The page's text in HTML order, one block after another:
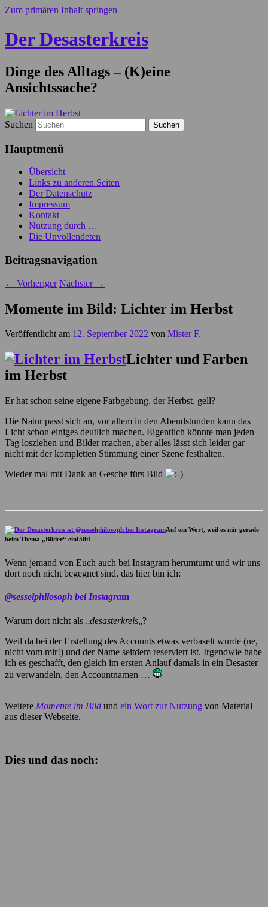
Zum primären Inhalt springen
Der Desasterkreis
Dinge des Alltags – (K)eine
Ansichtssache?
Suchen
Hauptmenü
Übersicht
Links zu anderen Seiten
Der Datenschutz
Impressum
Kontakt
Nutzung durch …
Die Unvollendeten
Beitragsnavigation
← Vorheriger Nächster →
Momente im Bild: Lichter im Herbst
Veröffentlicht am 12. September 2022 von Mister F.
Lichter und Farben
im Herbst
Er hat schon seine eigene Farbgebung, der Herbst, gell?
Die Natur passt sich an, vor allem in den Abendstunden kann das
Licht schon einiges deutlich machen. Eigentlich könnte man jeden
Tag losziehen und Bilder machen, aber alles lässt sich leider gar
nicht mit der kompletten Stimmung einer Szene festhalten.
Wieder mal mit Dank an Gesche fürs Bild
Auf ein Wort, weil es mir gerade
beim Thema „Bilder“ einfällt!
Wenn jemand von Euch auch bei Instagram herumturnt und wir uns
dort noch nicht begegnet sind, das hier bin ich:
@sesselphilosoph bei Instagram
Warum dort nicht als „desasterkreis„?
Weil da bei der Erstellung des Accounts etwas verbaselt wurde (ne,
nicht vom mir!) und der Name seitdem reserviert ist. Irgendwie habe
ich es geschafft, den gleich im ersten Anlauf damals in ein Desaster
zu verwandeln, den Accountnamen …
Weitere Momente im Bild und ein Wort zur Nutzung von Material
aus dieser Webseite.
Dies und das noch: